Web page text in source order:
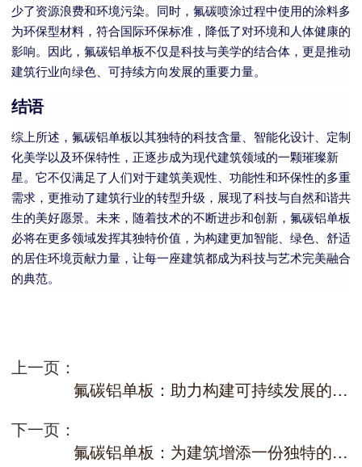
少了资源浪费和环境污染。同时，氟碳喷涂过程中使用的涂料多
为环保型材料，符合国际环保标准，降低了对环境和人体健康的
影响。因此，氟碳铝单板不仅是科技与美学的结合体，更是推动
建筑行业向绿色、可持续方向发展的重要力量。
结语
综上所述，氟碳铝单板以其独特的科技含量、智能化设计、定制
化美学以及环保特性，正逐步成为现代建筑领域的一颗璀璨新
星。它不仅满足了人们对于建筑美观性、功能性和环保性的多重
需求，更推动了建筑行业的转型升级，展现了科技与自然和谐共
生的美好愿景。未来，随着技术的不断进步和创新，氟碳铝单板
必将在更多领域发挥其独特价值，为构建更加智能、绿色、舒适
的居住环境贡献力量，让每一座建筑都成为科技与艺术完美融合
的典范。
上一页：
氟碳铝单板：助力构建可持续发展的城市环境
下一页：
氟碳铝单板：为建筑增添一份独特的视觉效果与冲击力